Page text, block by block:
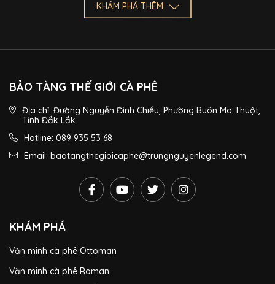
KHÁM PHÁ THÊM
BẢO TÀNG THẾ GIỚI CÀ PHÊ
Địa chỉ: Đường Nguyễn Đình Chiểu, Phường Buôn Ma Thuột,
Tỉnh Đắk Lắk
Hotline: 089 935 53 68
Email: baotangthegioicaphe@trungnguyenlegend.com
KHÁM PHÁ
Văn minh cà phê Ottoman
Văn minh cà phê Roman